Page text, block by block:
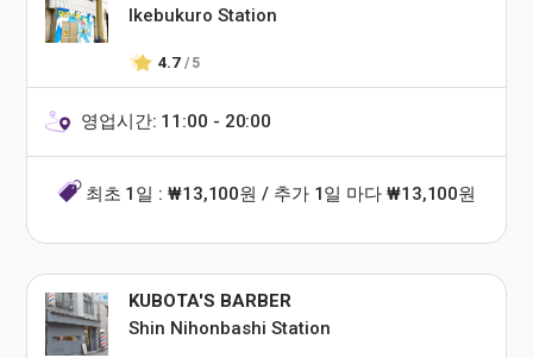
Ikebukuro Station
4.7 / 5
영업시간: 11:00 - 20:00
최초 1일 : ₩13,100원 / 추가 1일 마다 ₩13,100원
KUBOTA'S BARBER
Shin Nihonbashi Station